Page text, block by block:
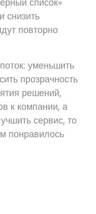
снизить
повторно
уменьшить
прозрачность
решений,
к компании, а
сервис, то
понравилось